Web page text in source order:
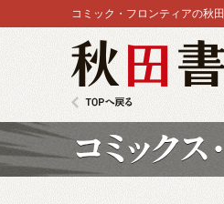
コミック・フロンティアの秋